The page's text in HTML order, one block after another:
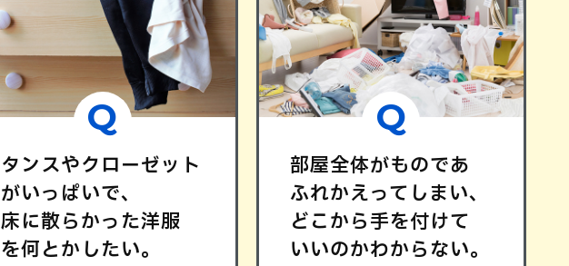
Q
タンスやクローゼット
がいっぱいで､
床に散らかった洋服
を何とかしたい｡
Q
部屋全体がものであ
ふれかえってしまい､
どこから手を付けて
いいのかわからない｡